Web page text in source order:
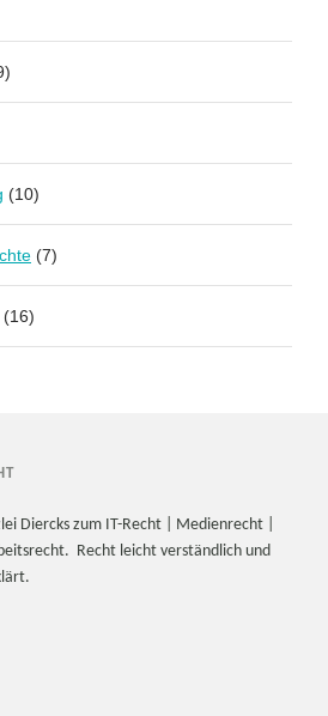
(10)
(7)
(16)
Diercks zum IT-Recht | Medienrecht |
Recht leicht verständlich und